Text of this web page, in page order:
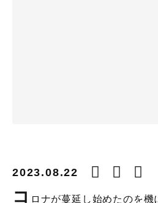
2023.08.22
コ ロナが蔓延し始めたのを機